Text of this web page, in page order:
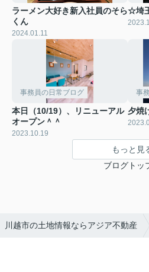
ラーメン大好き新入社員のそら
くん
2024.01.11
☆埼
事務員の日常ブログ
本日（10/19）、リニューアル
オープン＾＾
2023.10.19
事
夕焼
もっと見
ブログトッ
川越市の土地情報ならアジア不動産